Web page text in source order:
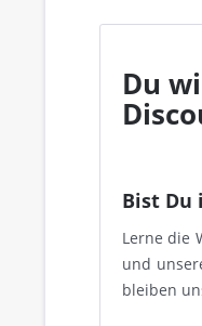
Du
Bist Du
Lerne die
und
bleiben